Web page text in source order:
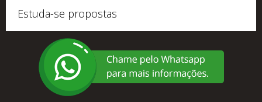
Estuda-se propostas